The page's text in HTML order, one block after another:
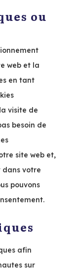
ou
web et la
en tant
visite de
besoin de
site web et,
dans votre
pouvons
afin
sur